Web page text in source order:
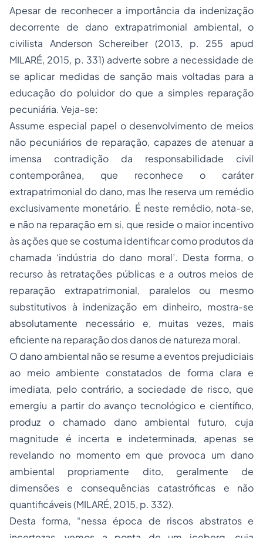
Apesar de reconhecer a importância da indenização
decorrente de dano extrapatrimonial ambiental, o
civilista Anderson Schereiber (2013, p. 255 apud
MILARÉ, 2015, p. 331) adverte sobre a necessidade de
se aplicar medidas de sanção mais voltadas para a
educação do poluidor do que a simples reparação
pecuniária. Veja-se:
Assume especial papel o desenvolvimento de meios
não pecuniários de reparação, capazes de atenuar a
imensa contradição da responsabilidade civil
contemporânea, que reconhece o caráter
extrapatrimonial do dano, mas lhe reserva um remédio
exclusivamente monetário. É neste remédio, nota-se,
e não na reparação em si, que reside o maior incentivo
às ações que se costuma identificar como produtos da
chamada ‘indústria do dano moral’. Desta forma, o
recurso às retratações públicas e a outros meios de
reparação extrapatrimonial, paralelos ou mesmo
substitutivos à indenização em dinheiro, mostra-se
absolutamente necessário e, muitas vezes, mais
eficiente na reparação dos danos de natureza moral.
O dano ambiental não se resume a eventos prejudiciais
ao meio ambiente constatados de forma clara e
imediata, pelo contrário, a sociedade de risco, que
emergiu a partir do avanço tecnológico e científico,
produz o chamado dano ambiental futuro, cuja
magnitude é incerta e indeterminada, apenas se
revelando no momento em que provoca um dano
ambiental propriamente dito, geralmente de
dimensões e consequências catastróficas e não
quantificáveis (MILARÉ, 2015, p. 332).
Desta forma, “nessa época de riscos abstratos e